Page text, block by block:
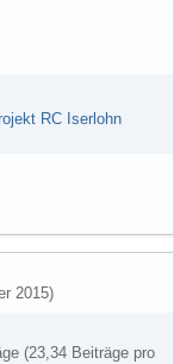
RC Iserlohn
2015)
(23,34 Beiträge pro